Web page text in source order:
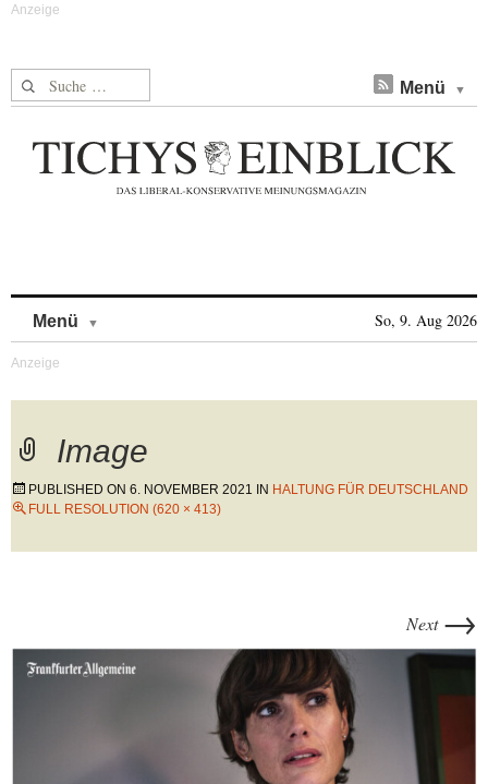
Suche nach: Menü
Menü So, 9. Aug 2026
Image
PUBLISHED ON 6. NOVEMBER 2021 IN HALTUNG FÜR DEUTSCHLAND
FULL RESOLUTION (620 × 413)
Next →